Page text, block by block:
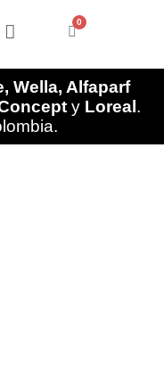
0
Cart
Wella, Alfaparf
y Loreal .